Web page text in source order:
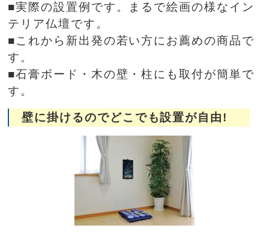
■実際の設置例です。まるで絵画の様なイン
テリア仏壇です。
■これから新出発の若い方にお薦めの商品で
す。
■石膏ボード・木の壁・柱にも取付が簡単で
す。
壁に掛けるのでどこでも設置が自由!